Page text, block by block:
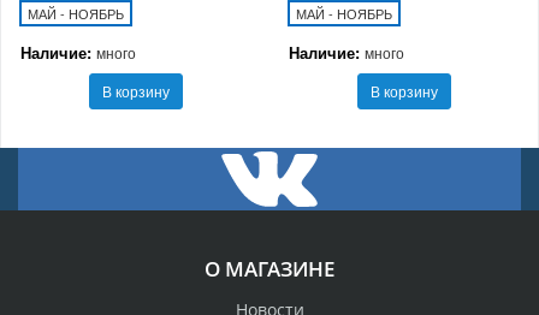
МАЙ - НОЯБРЬ
Наличие: много
В корзину
МАЙ - НОЯБРЬ
Наличие: много
В корзину
О МАГАЗИНЕ
Новости